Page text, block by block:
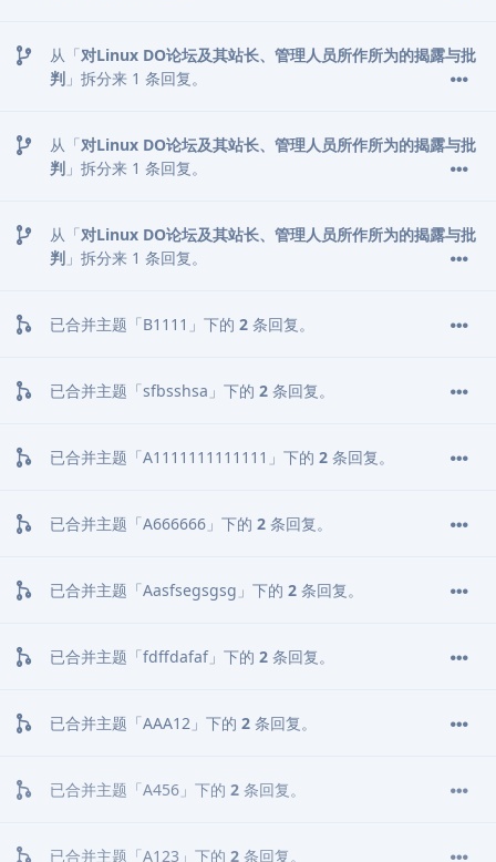
从「对Linux DO论坛及其站长、管理人员所作所为的揭露与批
判 」拆分来 1 条回复。
从「对Linux DO论坛及其站长、管理人员所作所为的揭露与批
判 」拆分来 1 条回复。
从「对Linux DO论坛及其站长、管理人员所作所为的揭露与批
判 」拆分来 1 条回复。
已合并主题「B1111 」下的 2 条回复。
已合并主题「sfbsshsa 」下的 2 条回复。
已合并主题「A1111111111111 」下的 2 条回复。
已合并主题「A666666 」下的 2 条回复。
已合并主题「Aasfsegsgsg 」下的 2 条回复。
已合并主题「fdffdafaf」下的 2 条回复。
已合并主题「AAA12 」下的 2 条回复。
已合并主题「A456 」下的 2 条回复。
已合并主题「A123 」下的 2 条回复。